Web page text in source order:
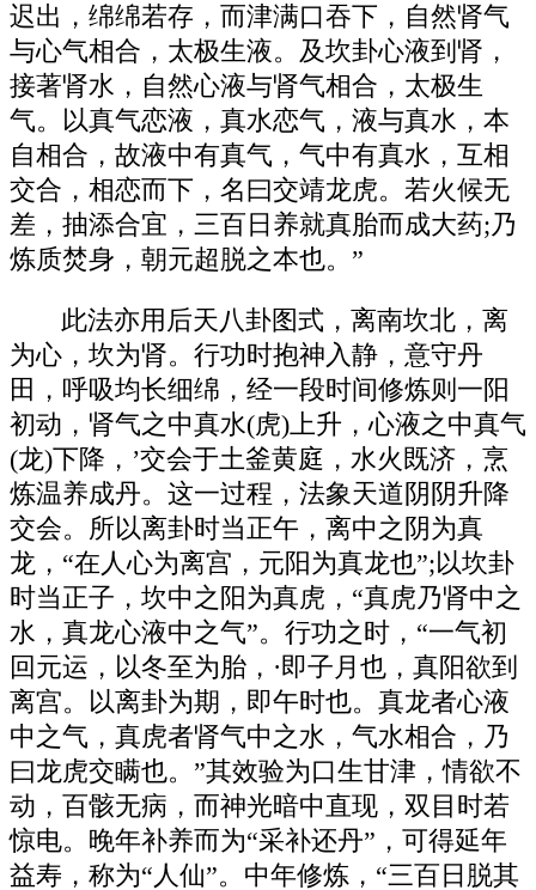
迟出，绵绵若存，而津满口吞下，自然肾气
与心气相合，太极生液。及坎卦心液到肾，
接著肾水，自然心液与肾气相合，太极生
气。以真气恋液，真水恋气，液与真水，本
自相合，故液中有真气，气中有真水，互相
交合，相恋而下，名曰交靖龙虎。若火候无
差，抽添合宜，三百日养就真胎而成大药;乃
炼质焚身，朝元超脱之本也。”
此法亦用后天八卦图式，离南坎北，离
为心，坎为肾。行功时抱神入静，意守丹
田，呼吸均长细绵，经一段时间修炼则一阳
初动，肾气之中真水(虎)上升，心液之中真气
(龙)下降，’交会于土釜黄庭，水火既济，烹
炼温养成丹。这一过程，法象天道阴阴升降
交会。所以离卦时当正午，离中之阴为真
龙，“在人心为离宫，元阳为真龙也”;以坎卦
时当正子，坎中之阳为真虎，“真虎乃肾中之
水，真龙心液中之气”。行功之时，“一气初
回元运，以冬至为胎，·即子月也，真阳欲到
离宫。以离卦为期，即午时也。真龙者心液
中之气，真虎者肾气中之水，气水相合，乃
曰龙虎交瞒也。”其效验为口生甘津，情欲不
动，百骸无病，而神光暗中直现，双目时若
惊电。晚年补养而为“采补还丹”，可得延年
益寿，称为“人仙”。中年修炼，“三百日脱其